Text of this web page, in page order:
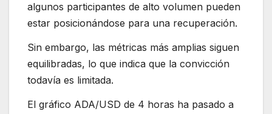
algunos participantes de alto volumen pueden
estar posicionándose para una recuperación.
Sin embargo, las métricas más amplias siguen
equilibradas, lo que indica que la convicción
todavía es limitada.
El gráfico ADA/USD de 4 horas ha pasado a